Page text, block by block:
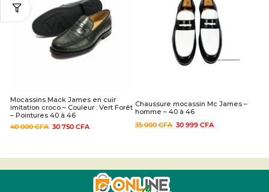
Mocassins Mack James en cuir
imitation croco – Couleur : Vert Forêt
– Pointures 40 à 46
40 000CFA 30 750 CFA
Chaussure mocassin Mc James –
homme – 40 à 46
35 000CFA 30 999 CFA